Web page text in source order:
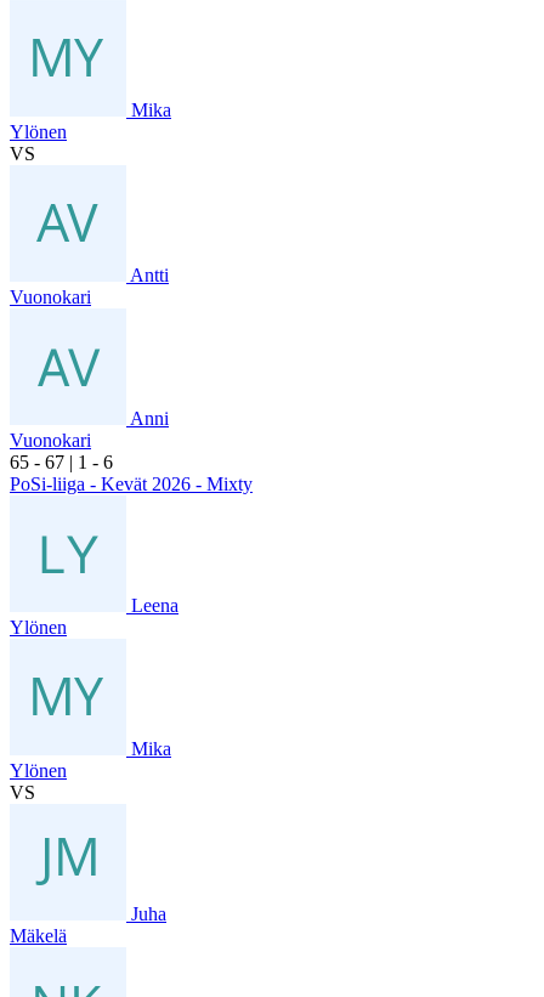
Mika
Ylönen
VS
Antti
Vuonokari
Anni
Vuonokari
65 - 67 | 1 - 6
PoSi-liiga - Kevät 2026 - Mixty
Leena
Ylönen
Mika
Ylönen
VS
Juha
Mäkelä